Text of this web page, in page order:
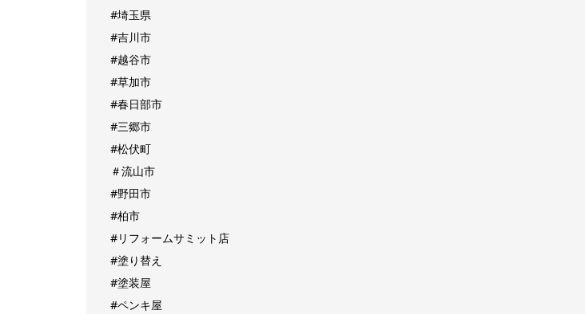
#埼玉県
#吉川市
#越谷市
#草加市
#春日部市
#三郷市
#松伏町
＃流山市
#野田市
#柏市
#リフォームサミット店
#塗り替え
#塗装屋
#ペンキ屋